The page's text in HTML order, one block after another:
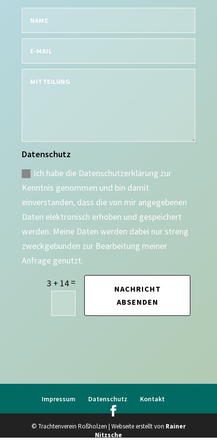
Datenschutz
Ich habe die Datenschutzerklärung zur
Kenntnis genommen und bin damit
einverstanden, dass die von mir angegebenen
Daten elektronisch erhoben und gespeichert
werden. Meine Daten werden dabei nur streng
zweckgebunden zur Bearbeitung meiner
Anfrage genutzt.
3 + 14 =
NACHRICHT
ABSENDEN
Impressum Datenschutz Kontakt
© Trachtenverein Roßholzen | Webseite erstellt von Rainer
Nitzsche